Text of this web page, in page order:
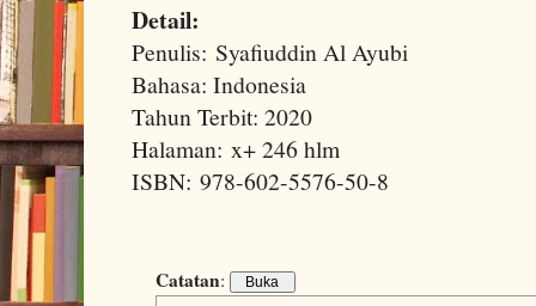
Detail:
Penulis: Syafiuddin Al Ayubi
Bahasa: Indonesia
Tahun Terbit: 2020
Halaman: x+ 246 hlm
ISBN: 978-602-5576-50-8
Catatan: